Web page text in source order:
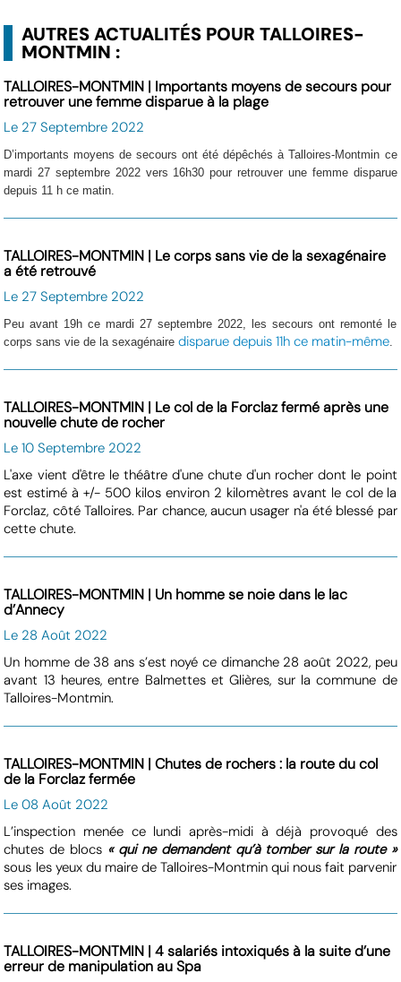
AUTRES ACTUALITÉS POUR TALLOIRES-
MONTMIN :
TALLOIRES-MONTMIN | Importants moyens de secours pour
retrouver une femme disparue à la plage
Le 27 Septembre 2022
D’importants moyens de secours ont été dépêchés à Talloires-Montmin ce
mardi 27 septembre 2022 vers 16h30 pour retrouver une femme disparue
depuis 11 h ce matin.
TALLOIRES-MONTMIN | Le corps sans vie de la sexagénaire
a été retrouvé
Le 27 Septembre 2022
Peu avant 19h ce mardi 27 septembre 2022, les secours ont remonté le
corps sans vie de la sexagénairedisparue depuis 11h ce matin-même.
TALLOIRES-MONTMIN | Le col de la Forclaz fermé après une
nouvelle chute de rocher
Le 10 Septembre 2022
L'axe vient d'être le théâtre d'une chute d'un rocher dont le point
est estimé à +/- 500 kilos environ 2 kilomètres avant le col de la
Forclaz, côté Talloires. Par chance, aucun usager n'a été blessé par
cette chute.
TALLOIRES-MONTMIN | Un homme se noie dans le lac
d’Annecy
Le 28 Août 2022
Un homme de 38 ans s’est noyé ce dimanche 28 août 2022, peu
avant 13 heures, entre Balmettes et Glières, sur la commune de
Talloires-Montmin.
TALLOIRES-MONTMIN | Chutes de rochers : la route du col
de la Forclaz fermée
Le 08 Août 2022
L’inspection menée ce lundi après-midi à déjà provoqué des
chutes de blocs « qui ne demandent qu’à tomber sur la route »
sous les yeux du maire de Talloires-Montmin qui nous fait parvenir
ses images.
TALLOIRES-MONTMIN | 4 salariés intoxiqués à la suite d’une
erreur de manipulation au Spa